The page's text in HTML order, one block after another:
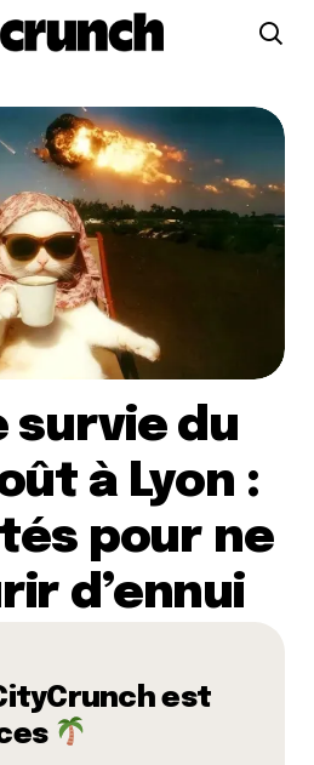
survie du
à Lyon :
pour ne
d’ennui
est